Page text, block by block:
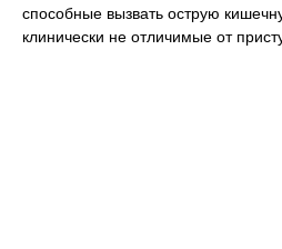
способные вызвать острую
клинически не отличимые от